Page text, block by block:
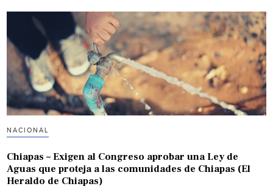
NACIONAL
Chiapas – Exigen al Congreso aprobar una Ley de
Aguas que proteja a las comunidades de Chiapas (El
Heraldo de Chiapas)